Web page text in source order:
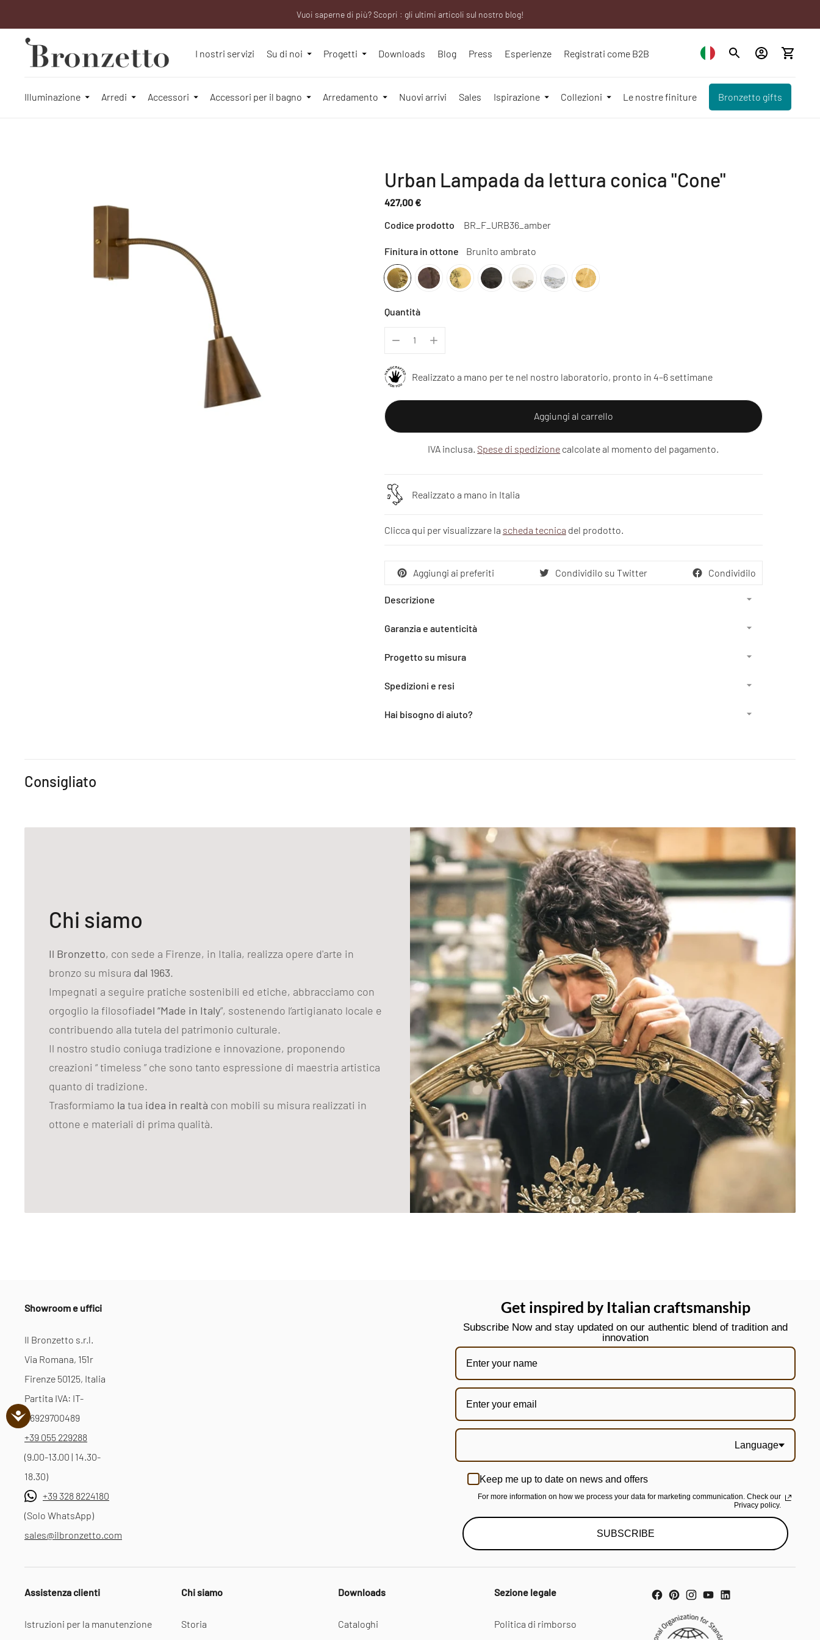
Vuoi saperne di più? Scopri : gli ultimi articoli sul nostro blog!
Sei un professionista? Richiedi il tuo account aziendale!
I nostri servizi Su di noi Progetti Downloads Blog Press Esperienze Registrati come B2B
Illuminazione Arredi Accessori Accessori per il bagno Arredamento Nuovi arrivi Sales Ispirazione Collezioni Le nostre finiture Bronzetto gifts
Urban Lampada da lettura conica "Cone"
427,00 €
Prezzo
normale
Codice prodotto BR_F_URB36_amber
Finitura in ottone Brunito ambrato
Quantità
Realizzato a mano per te nel nostro laboratorio, pronto in 4–6 settimane
Aggiungi al carrello
IVA inclusa. Spese di spedizione calcolate al momento del pagamento.
Realizzato a mano in Italia
Clicca qui per visualizzare la scheda tecnica del prodotto.
Aggiungi ai preferiti Condividilo su Twitter Condividilo
Descrizione
Garanzia e autenticità
Progetto su misura
Spedizioni e resi
Hai bisogno di aiuto?
Consigliato
Chi siamo
Il Bronzetto, con sede a Firenze, in Italia, realizza opere d'arte in
bronzo su misura dal 1963.
Impegnati a seguire pratiche sostenibili ed etiche, abbracciamo con
orgoglio la filosofiadel “Made in Italy”, sostenendo l’artigianato locale e
contribuendo alla tutela del patrimonio culturale.
Il nostro studio coniuga tradizione e innovazione, proponendo
creazioni “ timeless ” che sono tanto espressione di maestria artistica
quanto di tradizione.
Trasformiamo la tua idea in realtà con mobili su misura realizzati in
ottone e materiali di prima qualità.
Showroom e uffici
Il Bronzetto s.r.l.
Via Romana, 151r
Firenze 50125, Italia
Partita IVA: IT-
06929700489
+39 055 229288
(9.00-13.00 | 14.30-
18.30)
+39 328 8224180
(Solo WhatsApp)
sales@ilbronzetto.com
Get inspired by Italian craftsmanship
Subscribe Now and stay updated on our authentic blend of tradition and
innovation
Language
Keep me up to date on news and offers
For more information on how we process your data for marketing communication. Check our
Privacy policy.
SUBSCRIBE
Assistenza clienti
Istruzioni per la manutenzione
Chi siamo
Storia
Downloads
Cataloghi
Sezione legale
Politica di rimborso